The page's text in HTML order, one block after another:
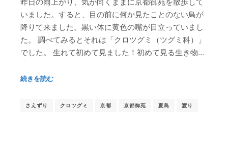
いました。すると、目の前に何か見たことのない鳥が
降りて来ました。黒い体に黄色の嘴が目立っていまし
た。 調べてみるとそれは「クロツグミ（ツグミ科）」
でした。 生れて初めて見ました！初めて見る生き物…
続きを読む
さえずり クロツグミ 京都 京都御苑 夏鳥 渡り